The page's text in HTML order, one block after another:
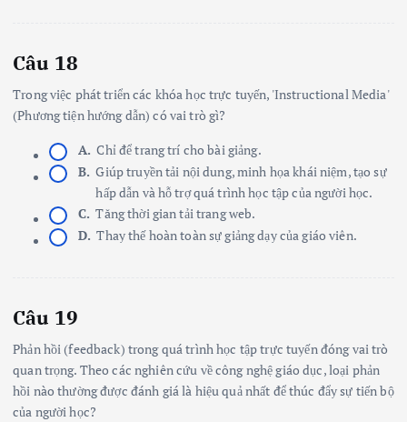
Câu 18
Trong việc phát triển các khóa học trực tuyến, 'Instructional Media'
(Phương tiện hướng dẫn) có vai trò gì?
A. Chỉ để trang trí cho bài giảng.
B. Giúp truyền tải nội dung, minh họa khái niệm, tạo sự
hấp dẫn và hỗ trợ quá trình học tập của người học.
C. Tăng thời gian tải trang web.
D. Thay thế hoàn toàn sự giảng dạy của giáo viên.
Câu 19
Phản hồi (feedback) trong quá trình học tập trực tuyến đóng vai trò
quan trọng. Theo các nghiên cứu về công nghệ giáo dục, loại phản
hồi nào thường được đánh giá là hiệu quả nhất để thúc đẩy sự tiến bộ
của người học?